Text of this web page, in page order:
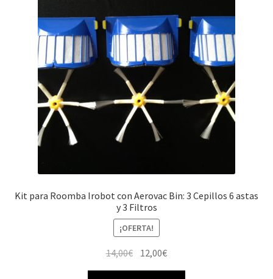
Kit para Roomba Irobot con Aerovac Bin: 3 Cepillos 6 astas
y 3 Filtros
¡OFERTA!
14,00€ El12,00€El